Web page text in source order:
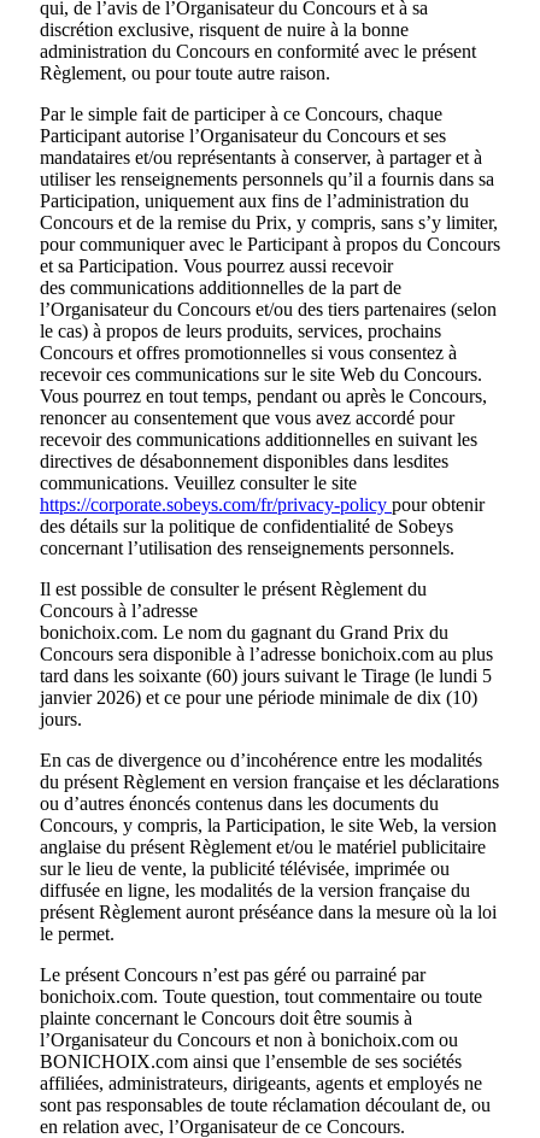
qui, de l’avis de l’Organisateur du Concours et à sa
discrétion exclusive, risquent de nuire à la bonne
administration du Concours en conformité avec le présent
Règlement, ou pour toute autre raison.
Par le simple fait de participer à ce Concours, chaque
Participant autorise l’Organisateur du Concours et ses
mandataires et/ou représentants à conserver, à partager et à
utiliser les renseignements personnels qu’il a fournis dans sa
Participation, uniquement aux fins de l’administration du
Concours et de la remise du Prix, y compris, sans s’y limiter,
pour communiquer avec le Participant à propos du Concours
et sa Participation. Vous pourrez aussi recevoir
des communications additionnelles de la part de
l’Organisateur du Concours et/ou des tiers partenaires (selon
le cas) à propos de leurs produits, services, prochains
Concours et offres promotionnelles si vous consentez à
recevoir ces communications sur le site Web du Concours.
Vous pourrez en tout temps, pendant ou après le Concours,
renoncer au consentement que vous avez accordé pour
recevoir des communications additionnelles en suivant les
directives de désabonnement disponibles dans lesdites
communications. Veuillez consulter le site
https://corporate.sobeys.com/fr/privacy-policy pour obtenir
des détails sur la politique de confidentialité de Sobeys
concernant l’utilisation des renseignements personnels.
Il est possible de consulter le présent Règlement du
Concours à l’adresse
bonichoix.com. Le nom du gagnant du Grand Prix du
Concours sera disponible à l’adresse bonichoix.com au plus
tard dans les soixante (60) jours suivant le Tirage (le lundi 5
janvier 2026) et ce pour une période minimale de dix (10)
jours.
En cas de divergence ou d’incohérence entre les modalités
du présent Règlement en version française et les déclarations
ou d’autres énoncés contenus dans les documents du
Concours, y compris, la Participation, le site Web, la version
anglaise du présent Règlement et/ou le matériel publicitaire
sur le lieu de vente, la publicité télévisée, imprimée ou
diffusée en ligne, les modalités de la version française du
présent Règlement auront préséance dans la mesure où la loi
le permet.
Le présent Concours n’est pas géré ou parrainé par
bonichoix.com. Toute question, tout commentaire ou toute
plainte concernant le Concours doit être soumis à
l’Organisateur du Concours et non à bonichoix.com ou
BONICHOIX.com ainsi que l’ensemble de ses sociétés
affiliées, administrateurs, dirigeants, agents et employés ne
sont pas responsables de toute réclamation découlant de, ou
en relation avec, l’Organisateur de ce Concours.